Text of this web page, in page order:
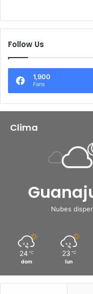
Follow Us
1,900
Fans
Clima
Nubes
24 ℃
dom
23 ℃
lun